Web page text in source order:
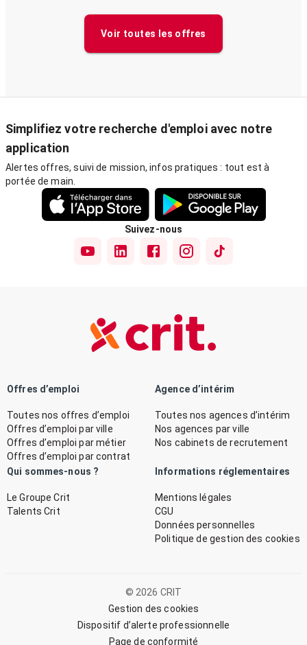
Voir toutes les offres
Simplifiez votre recherche d'emploi avec notre
application
Alertes offres, suivi de mission, infos pratiques : tout est à
portée de main.
Suivez-nous
Offres d’emploi
Toutes nos offres d’emploi
Offres d’emploi par ville
Offres d’emploi par métier
Offres d’emploi par contrat
Agence d’intérim
Toutes nos agences d’intérim
Nos agences par ville
Nos cabinets de recrutement
Qui sommes-nous ?
Le Groupe Crit
Talents Crit
Informations réglementaires
Mentions légales
CGU
Données personnelles
Politique de gestion des cookies
© 2026 CRIT
Gestion des cookies
Dispositif d’alerte professionnelle
Page de conformité